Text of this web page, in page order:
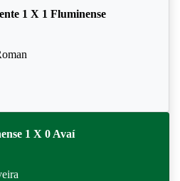
1 X 1 Fluminense
1 X 0 Avaí